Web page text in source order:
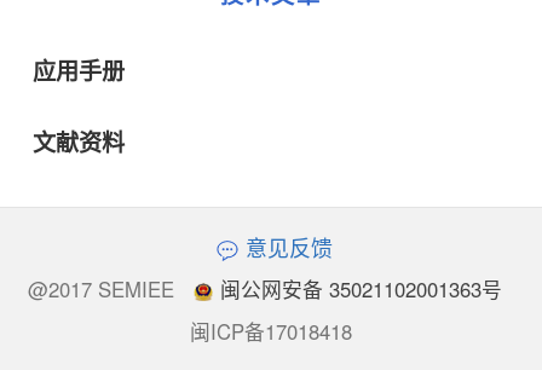
应用手册
文献资料
意见反馈
@2017 SEMIEE
闽公网安备 35021102001363号
闽ICP备17018418